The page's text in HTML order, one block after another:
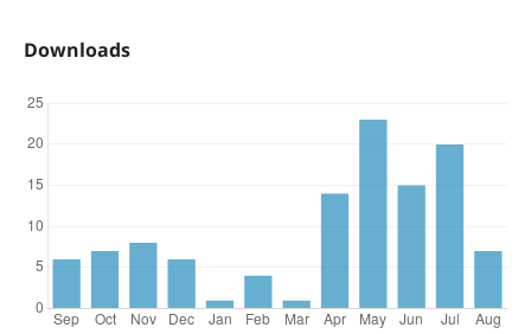
Downloads